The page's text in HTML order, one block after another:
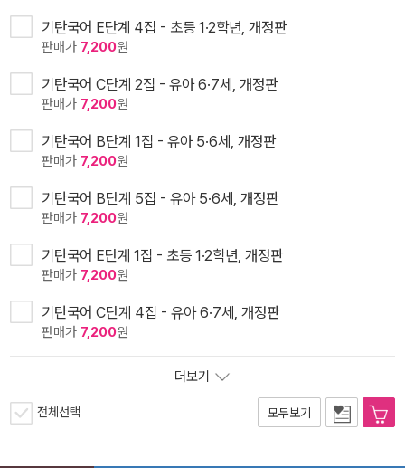
기탄국어 E단계 4집 - 초등 1·2학년, 개정판
판매가 7,200원
기탄국어 C단계 2집 - 유아 6·7세, 개정판
판매가 7,200원
기탄국어 B단계 1집 - 유아 5·6세, 개정판
판매가 7,200원
기탄국어 B단계 5집 - 유아 5·6세, 개정판
판매가 7,200원
기탄국어 E단계 1집 - 초등 1·2학년, 개정판
판매가 7,200원
기탄국어 C단계 4집 - 유아 6·7세, 개정판
판매가 7,200원
더보기
전체선택 모두보기